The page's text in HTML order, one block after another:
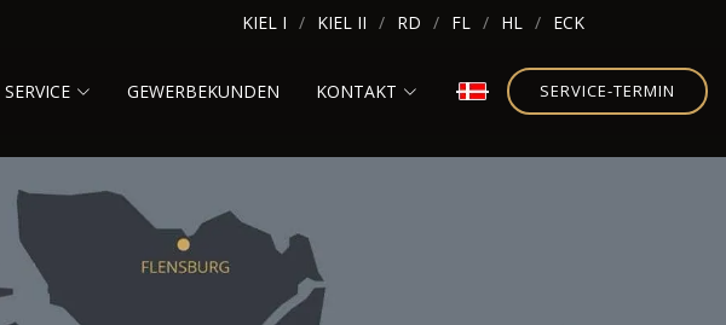
KIEL I KIEL II RD FL HL ECK
SERVICE GEWERBEKUNDEN KONTAKT SERVICE-TERMIN